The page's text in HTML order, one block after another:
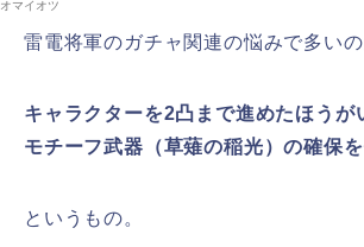
オマイオツ
雷電将軍のガチャ関連の悩みで多い
キャラクターを2凸まで進めたほうが
モチーフ武器（草薙の稲光）の確保
というもの。